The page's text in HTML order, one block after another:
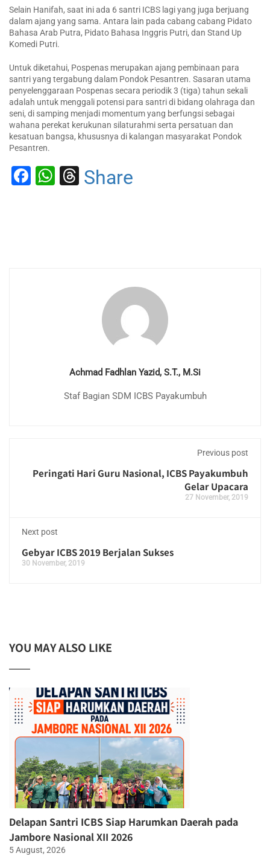
Selain Hanifah, saat ini ada 6 santri ICBS lagi yang juga berjuang
dalam ajang yang sama. Antara lain pada cabang cabang Pidato
Bahasa Arab Putra, Pidato Bahasa Inggris Putri, dan Stand Up
Komedi Putri.
Untuk diketahui, Pospenas merupakan ajang pembinaan para
santri yang tergabung dalam Pondok Pesantren. Sasaran utama
penyelenggaraan Pospenas secara periodik 3 (tiga) tahun sekali
adalah untuk menggali potensi para santri di bidang olahraga dan
seni, di samping menjadi momentum yang berfungsi sebagai
wahana perekat kerukunan silaturahmi serta persatuan dan
kesatuan bangsa, khususnya di kalangan masyarakat Pondok
Pesantren.
Facebook
WhatsApp
Threads
Share
Achmad Fadhlan Yazid, S.T., M.Si
Staf Bagian SDM ICBS Payakumbuh
Previous post
Peringati Hari Guru Nasional, ICBS Payakumbuh
Gelar Upacara
27 November, 2019
Next post
Gebyar ICBS 2019 Berjalan Sukses
30 November, 2019
YOU MAY ALSO LIKE
Delapan Santri ICBS Siap Harumkan Daerah pada
Jambore Nasional XII 2026
5 August, 2026